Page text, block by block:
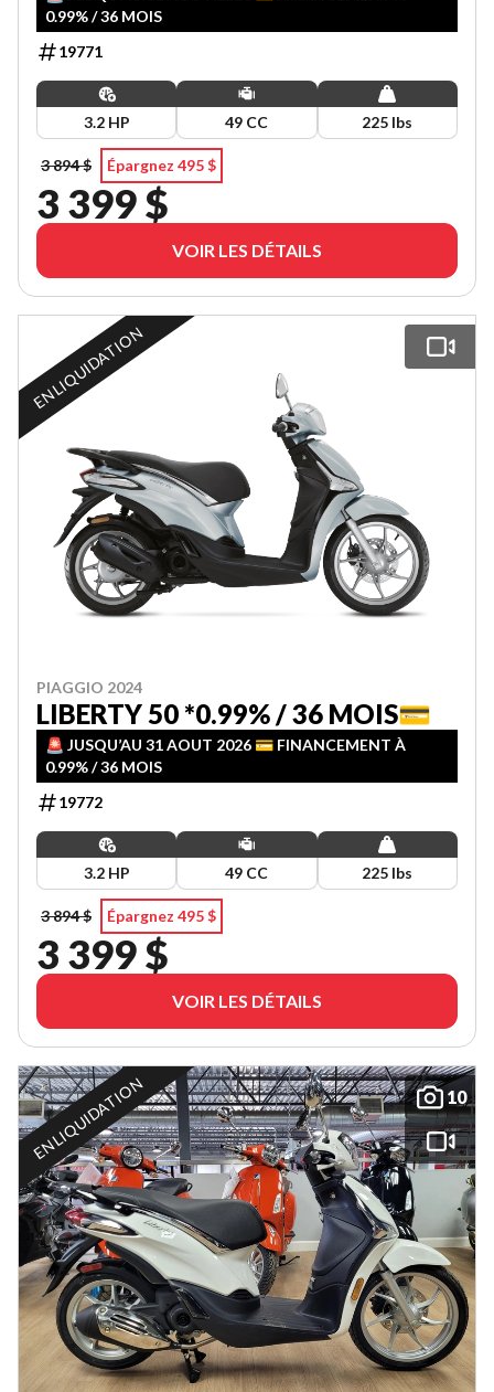
0.99% / 36 MOIS
19771
3.2 HP 49 CC 225 lbs
3 894 $ Épargnez 495 $
3 399 $
VOIR LES DÉTAILS
EN LIQUIDATION
PIAGGIO 2024
LIBERTY 50 *0.99% / 36 MOIS💳
🚨 JUSQU’AU 31 AOUT 2026 💳 FINANCEMENT À
0.99% / 36 MOIS
19772
3.2 HP 49 CC 225 lbs
3 894 $ Épargnez 495 $
3 399 $
VOIR LES DÉTAILS
10
EN LIQUIDATION